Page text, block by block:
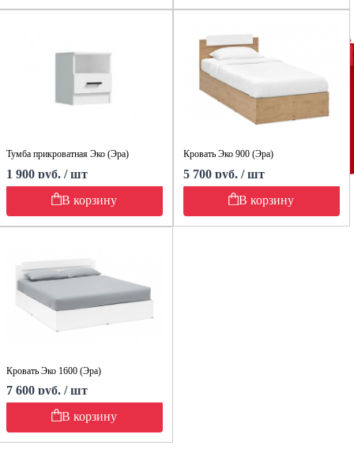
Тумба прикроватная Эко (Эра)
1 900 руб. / шт
В корзину
Кровать Эко 900 (Эра)
5 700 руб. / шт
В корзину
Кровать Эко 1600 (Эра)
7 600 руб. / шт
В корзину